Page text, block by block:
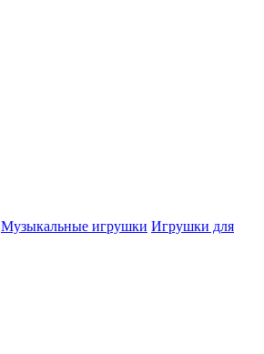
Музыкальные игрушки Игрушки для